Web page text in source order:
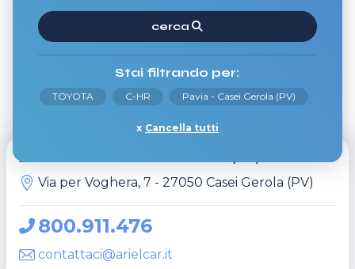
cerca
Stai filtrando per:
TOYOTA C-HR Pavia - Casei Gerola (PV)
Cancella tutti
Ariel Car Pavia - Casei Gerola (PV)
Via per Voghera, 7 - 27050 Casei Gerola (PV)
800.911.476
contattaci@arielcar.it